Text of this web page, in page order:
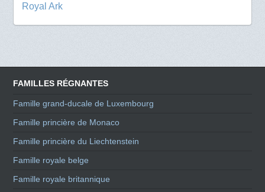
Royal Ark
FAMILLES RÉGNANTES
Famille grand-ducale de Luxembourg
Famille princière de Monaco
Famille princière du Liechtenstein
Famille royale belge
Famille royale britannique